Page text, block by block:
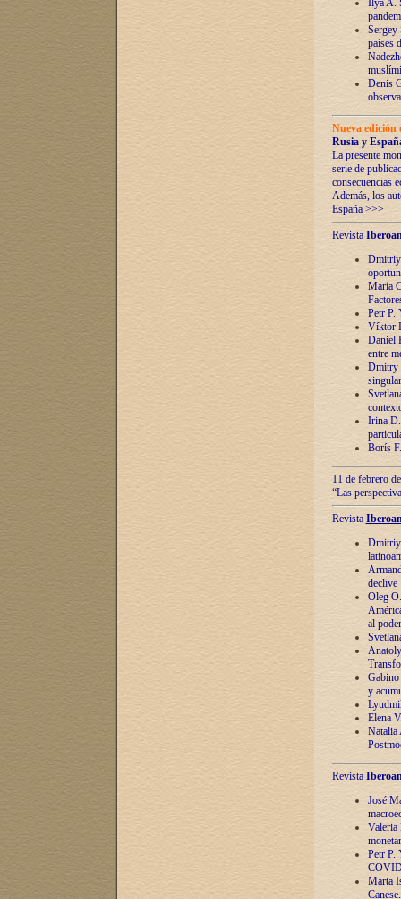
Ilya A.
Sergey
países
Denis
Nueva
Rusia y
La presente
serie de
consecuencias
Además, los
España >>>
Revista
Dmitriy
María
Petr P.
Víktor
Daniel
entre
Dmitry
Irina
Borís
11 de febrero
“Las
Revista
Dmitriy
declive
Oleg
al poder
y
Elena
Natalia
Revista
José
Valeria
Petr P.
Marta